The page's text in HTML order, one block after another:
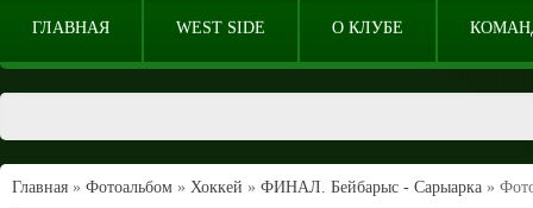
ГЛАВНАЯ WEST SIDE О КЛУБЕ
Главная » Фотоальбом » Хоккей » ФИНАЛ. Бейбарыс - Сарыарка »